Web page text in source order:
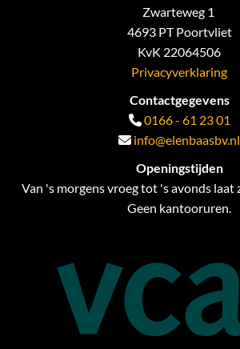
Zwarteweg 1
4693 PT Poortvliet
KvK 22064506
Privacyverklaring
Contactgegevens
 0166 - 61 23 01
 info@elenbaasbv.nl
Openingstijden
Van 's morgens vroeg tot 's avonds laat
Geen kantooruren.